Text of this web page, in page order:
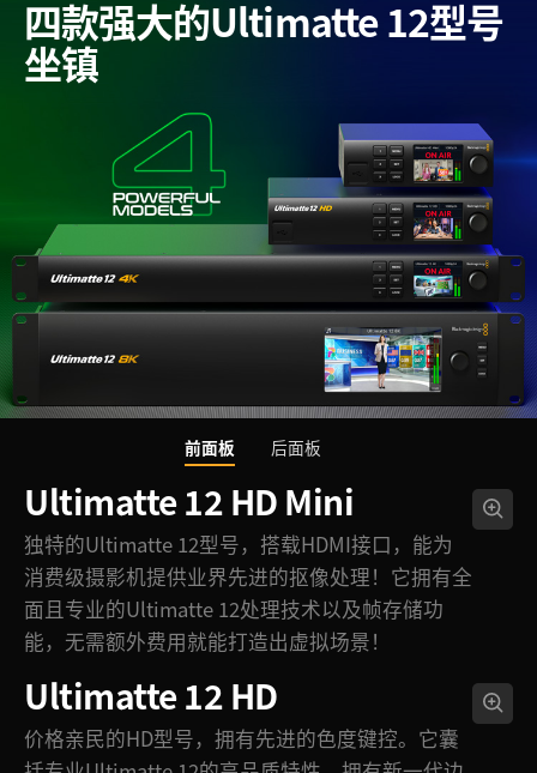
四款强大的Ultimatte 12型号
坐镇
前面板 后面板
Ultimatte 12 HD Mini
独特的Ultimatte 12型号，搭载HDMI接口，能为
消费级摄影机提供业界先进的抠像处理！它拥有全
面且专业的Ultimatte 12处理技术以及帧存储功
能，无需额外费用就能打造出虚拟场景！
Ultimatte 12 HD
价格亲民的HD型号，拥有先进的色度键控。它囊